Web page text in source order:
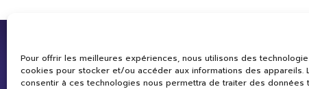
Pour offrir les meilleures expériences, nous utilisons des
cookies pour stocker et/ou accéder aux informations des appareils.
consentir à ces technologies nous permettra de traiter des données